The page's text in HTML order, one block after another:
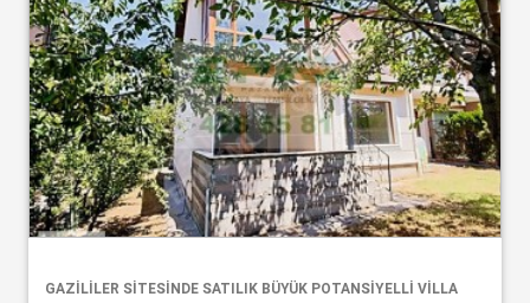
GAZİLİLER SİTESİNDE SATILIK BÜYÜK POTANSİYELLİ VİLLA